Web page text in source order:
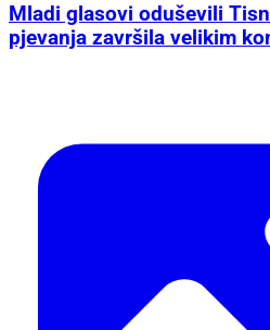
Mladi glasovi oduševili
pjevanja završila velikim